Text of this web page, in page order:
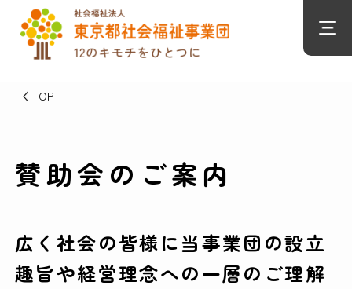
TOP
賛助会のご案内
広く社会の皆様に当事業団の設立
趣旨や経営理念への一層のご理解